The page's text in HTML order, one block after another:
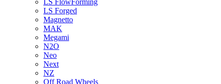
LS FlowForming
LS Forged
Magnetto
MAK
Megami
N2O
Neo
Next
NZ
Off Road Wheels